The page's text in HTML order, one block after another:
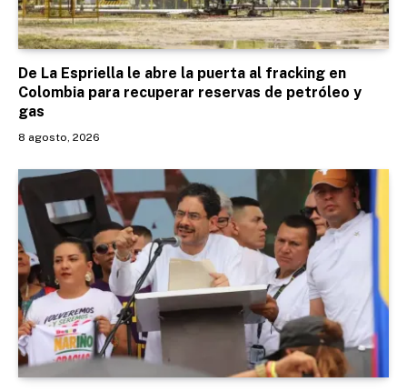
De La Espriella le abre la puerta al fracking en
Colombia para recuperar reservas de petróleo y
gas
8 agosto, 2026